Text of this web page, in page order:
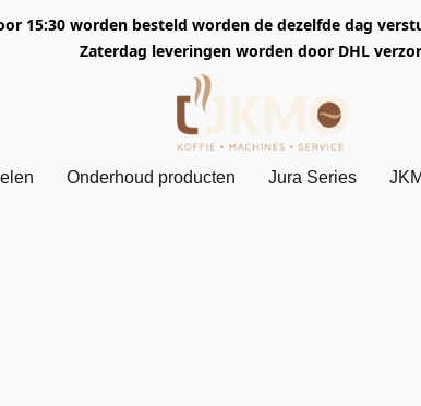
15:30 worden besteld worden de dezelfde dag
Zaterdag leveringen worden door DHL
Onderhoud producten Jura Series